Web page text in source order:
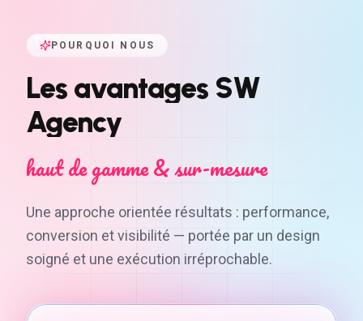
POURQUOI NOUS
Les avantages SW
Agency
haut de gamme & sur-mesure
Une approche orientée résultats : performance,
conversion et visibilité — portée par un design
soigné et une exécution irréprochable.